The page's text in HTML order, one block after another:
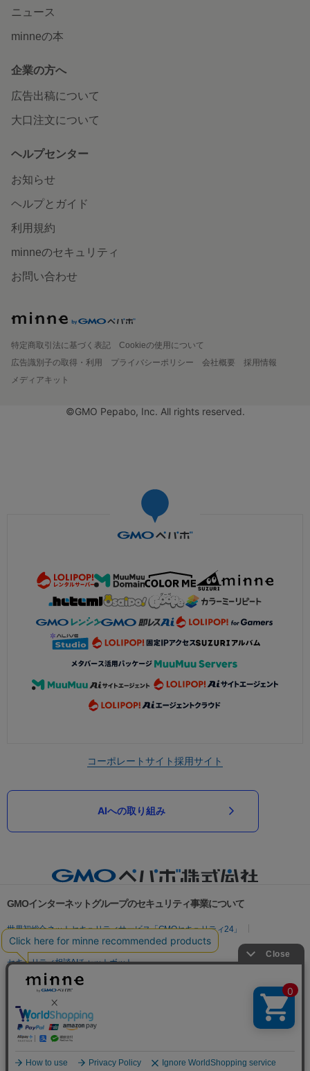
ニュース
minneの本
企業の方へ
広告出稿について
大口注文について
ヘルプセンター
お知らせ
ヘルプとガイド
利用規約
minneのセキュリティ
お問い合わせ
特定商取引法に基づく表記
Cookieの使用について
広告識別子の取得・利用
プライバシーポリシー 会社概要
採用情報
メディアキット
©GMO Pepabo, Inc. All rights reserved.
コーポレートサイト採用サイト
AIへの取り組み
GMOインターネットグループのセキュリティ事業について
世界初総合ネットセキュリティサービス「GMOセキュリティ24」
パスワード漏洩診断
Webサイトリスク診断
セキュリティ相談AIチャットボット
実在証明・盗聴対策
サイバー攻撃対策（GMO Flatt Security）
セキュリティ事業の軌跡